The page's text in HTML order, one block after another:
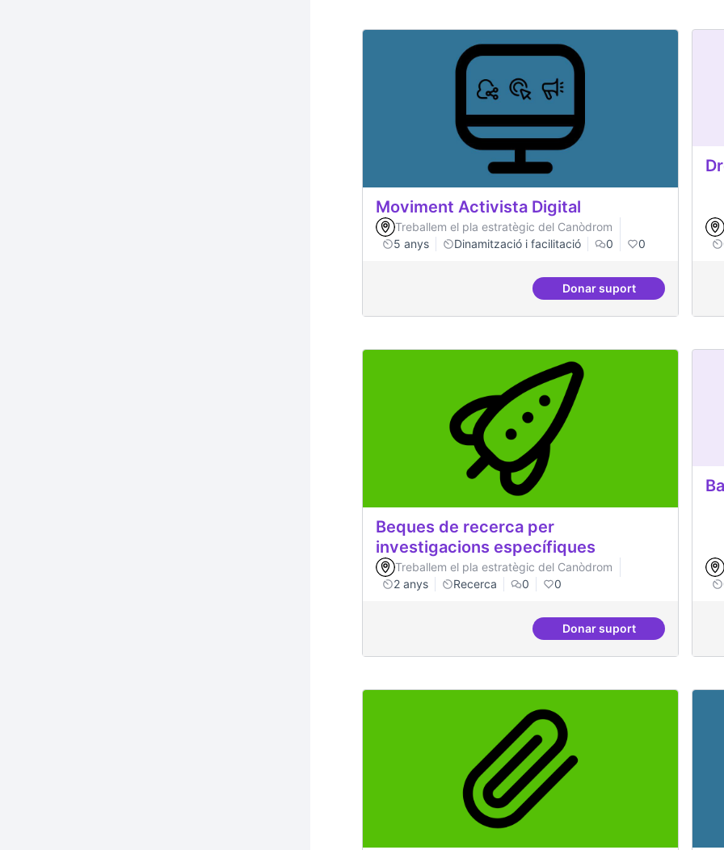
Moviment Activista Digital
Treballem el pla estratègic del Canòdrom
5 anys
Dinamització i facilitació 0 0
Donar suportMoviment Activista
Beques de recerca per
investigacions específiques
Treballem el pla estratègic del Canòdrom
2 anys
Recerca 0 0
Donar suportBeques de recerca